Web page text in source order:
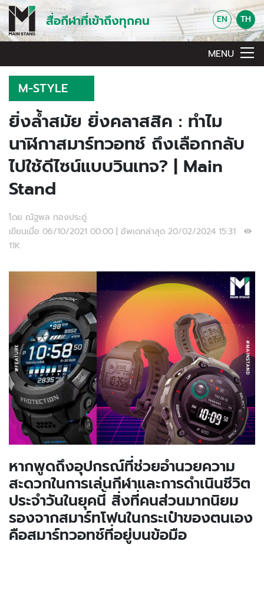
สื่อกีฬาที่เข้าถึงทุกคน EN TH
MENU
M-STYLE
ยิ่งล้ำสมัย ยิ่งคลาสสิค : ทำไม
นาฬิกาสมาร์ทวอทช์ ถึงเลือกกลับ
ไปใช้ดีไซน์แบบวินเทจ? | Main
Stand
โดย ณัฐพล ทองประดู่
เขียนเมื่อ 06/10/2021 00:00 | อัพเดทล่าสุด 20/02/2024 15:31
11K
หากพูดถึงอุปกรณ์ที่ช่วยอำนวยความ
สะดวกในการเล่นกีฬาและการดำเนินชีวิต
ประจำวันในยุคนี้ สิ่งที่คนส่วนมากนิยม
รองจากสมาร์ทโฟนในกระเป๋าของตนเอง
คือสมาร์ทวอทช์ที่อยู่บนข้อมือ